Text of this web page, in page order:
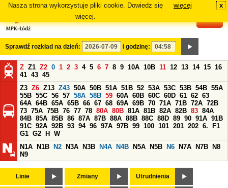
Nasza strona wykorzystuje pliki cookie. Dowiedz się
więcej.
więcej x
Sprawdź rozkład na dzień: i godzinę:
Z Z1 Z2 0 1 2 3 4 5 6 7 8 9 10A 10B 11 12 13 14 15 16
41 43 45
Z3 Z6 Z13 Z43 50A 50B 51A 51B 52 53A 53C 53B 54B 55A
55B 55C 56 57 58A 58B 59 60A 60B 60C 60D 61 62 63
64A 64B 65A 65B 66 67 68 69A 69B 70 71A 71B 72A 72B
73 75A 75B 76 77 78 80A 80B 81A 81B 82A 82B 83 84A
84B 85A 85B 86 87A 87B 88A 88B 88C 88D 89 90 91A 91B
91C 92A 92B 93 94 96 97A 97B 99 100 101 201 202 6.
F1
G1 G2 H
W
N1A
N1B N2 N3A N3B N4A N4B N5A N5B N6 N7A N7B
N8
N9
Linie Zmiany Utrudnienia